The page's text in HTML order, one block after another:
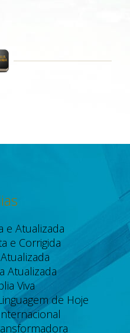
e Atualizada
e Corrigida
Atualizada
Viva
de Hoje